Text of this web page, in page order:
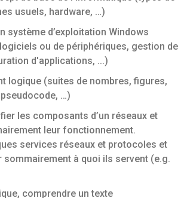
usuels, hardware, …)
système d’exploitation Windows
ou de périphériques, gestion de
d'applications, ...)
logique (suites de nombres, figures,
…)
les composants d’un réseaux et
leur fonctionnement.
services réseaux et protocoles et
sommairement à quoi ils servent (e.g.
comprendre un texte